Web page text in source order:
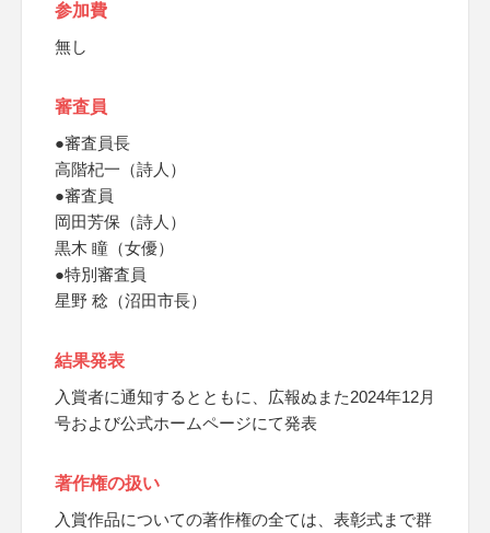
参加費
無し
審査員
●審査員長
高階杞一（詩人）
●審査員
岡田芳保（詩人）
黒木 瞳（女優）
●特別審査員
星野 稔（沼田市長）
結果発表
入賞者に通知するとともに、広報ぬまた2024年12月
号および公式ホームページにて発表
著作権の扱い
入賞作品についての著作権の全ては、表彰式まで群